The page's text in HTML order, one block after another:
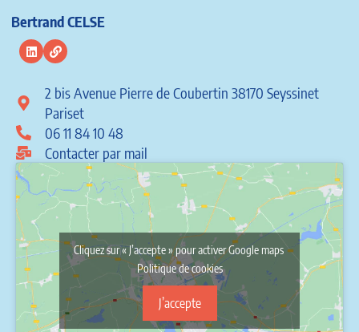
Bertrand CELSE
2 bis Avenue Pierre de Coubertin 38170 Seyssinet
Pariset
06 11 84 10 48
Contacter par mail
Cliquez sur « J’accepte » pour activer Google maps
Politique de cookies
J’accepte